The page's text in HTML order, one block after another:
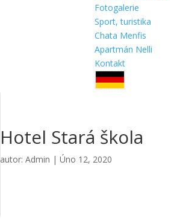
Fotogalerie
Sport, turistika
Chata Menfis
Apartmán Nelli
Kontakt
Hotel Stará škola
autor:Admin |Úno 12, 2020